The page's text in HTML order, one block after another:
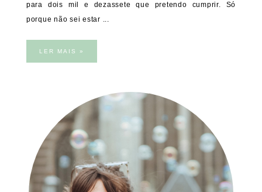
para dois mil e dezassete que pretendo cumprir. Só
porque não sei estar ...
LER MAIS »